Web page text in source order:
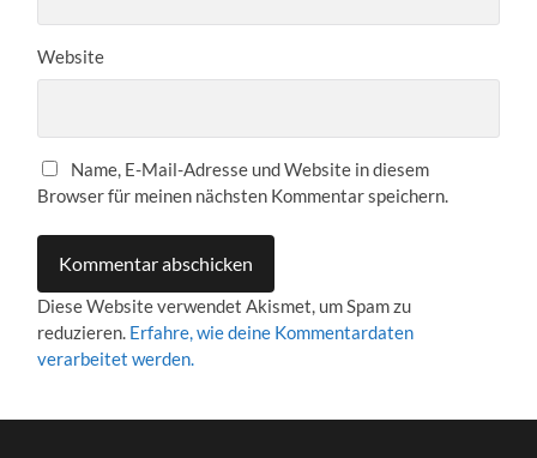
Website
Name, E-Mail-Adresse und Website in diesem
Browser für meinen nächsten Kommentar speichern.
Diese Website verwendet Akismet, um Spam zu
reduzieren. Erfahre, wie deine Kommentardaten
verarbeitet werden.